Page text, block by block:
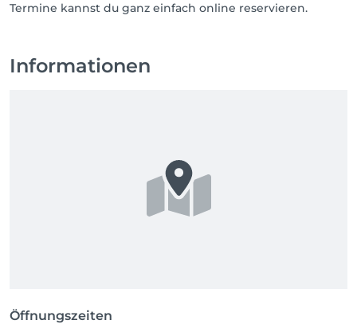
Termine kannst du ganz einfach online reservieren.
Informationen
Öffnungszeiten